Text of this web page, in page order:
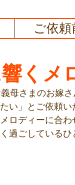
ご依
響くメ
母さまのお嫁
い」とご依頼
ロディーに合
過ごしている